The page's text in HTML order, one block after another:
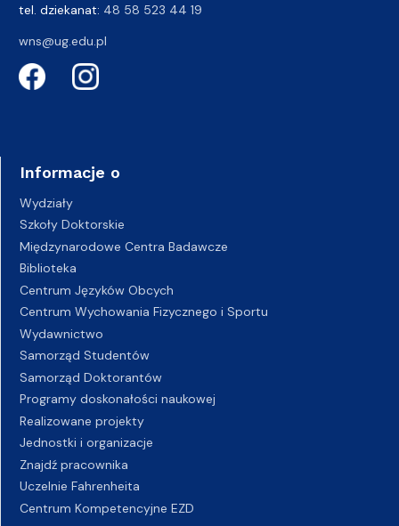
tel. dziekanat: 48 58 523 44 19
wns@ug.edu.pl
Informacje o
Wydziały
Szkoły Doktorskie
Międzynarodowe Centra Badawcze
Biblioteka
Centrum Języków Obcych
Centrum Wychowania Fizycznego i Sportu
Wydawnictwo
Samorząd Studentów
Samorząd Doktorantów
Programy doskonałości naukowej
Realizowane projekty
Jednostki i organizacje
Znajdź pracownika
Uczelnie Fahrenheita
Centrum Kompetencyjne EZD